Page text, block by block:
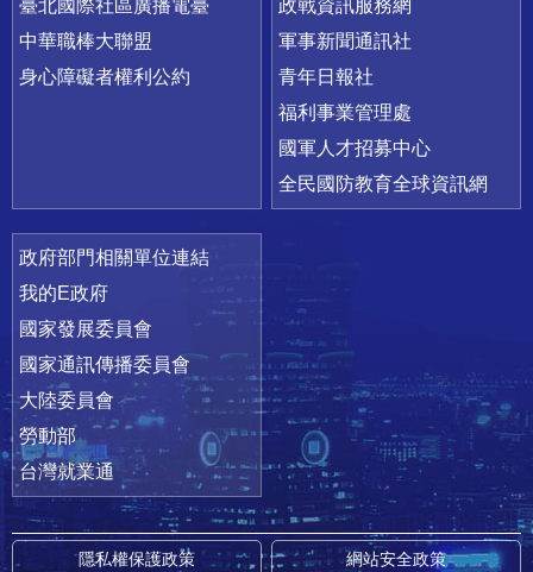
臺北國際社區廣播電臺
中華職棒大聯盟
身心障礙者權利公約
政戰資訊服務網
軍事新聞通訊社
青年日報社
福利事業管理處
國軍人才招募中心
全民國防教育全球資訊網
政府部門相關單位連結
我的E政府
國家發展委員會
國家通訊傳播委員會
大陸委員會
勞動部
台灣就業通
隱私權保護政策 網站安全政策